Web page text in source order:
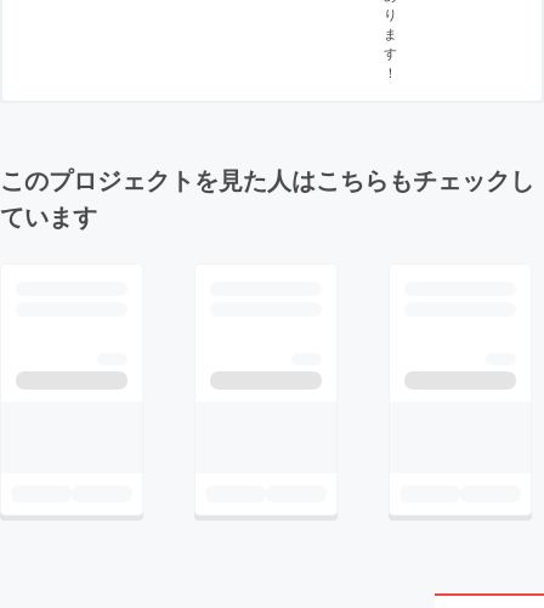
り
ま
す
！
このプロジェクトを見た人はこちらもチェックし
ています